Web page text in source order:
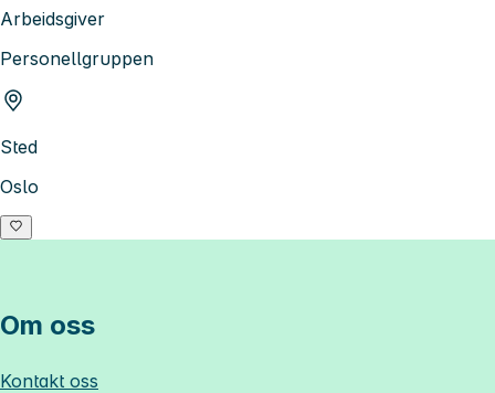
Arbeidsgiver
Personellgruppen
Sted
Oslo
Om oss
Kontakt oss